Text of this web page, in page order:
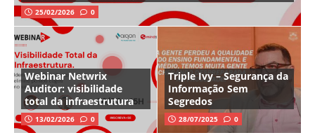
25/02/2026 0
Webinar Netwrix
Auditor: visibilidade
total da infraestrutura
13/02/2026 0
Triple Ivy – Segurança da
Informação Sem
Segredos
28/07/2025 0